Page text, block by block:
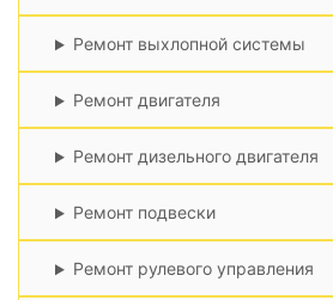
Ремонт выхлопной системы
Ремонт двигателя
Ремонт дизельного двигателя
Ремонт подвески
Ремонт рулевого управления